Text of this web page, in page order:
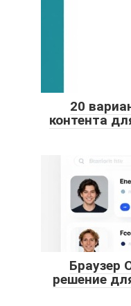
20
контента
Браузер
решение